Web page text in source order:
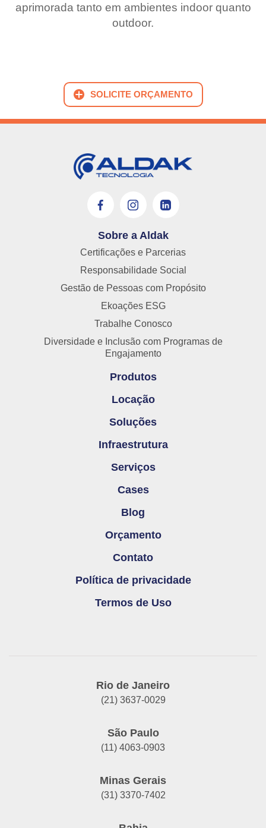
aprimorada tanto em ambientes indoor quanto
outdoor.
SOLICITE ORÇAMENTO
Sobre a Aldak
Certificações e Parcerias
Responsabilidade Social
Gestão de Pessoas com Propósito
Ekoações ESG
Trabalhe Conosco
Diversidade e Inclusão com Programas de
Engajamento
Produtos
Locação
Soluções
Infraestrutura
Serviços
Cases
Blog
Orçamento
Contato
Política de privacidade
Termos de Uso
Rio de Janeiro
(21) 3637-0029
São Paulo
(11) 4063-0903
Minas Gerais
(31) 3370-7402